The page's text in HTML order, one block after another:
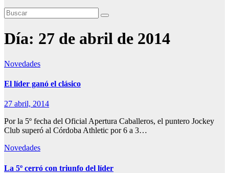
Día: 27 de abril de 2014
Novedades
El líder ganó el clásico
27 abril, 2014
Por la 5º fecha del Oficial Apertura Caballeros, el puntero Jockey
Club superó al Córdoba Athletic por 6 a 3…
Novedades
La 5º cerró con triunfo del líder